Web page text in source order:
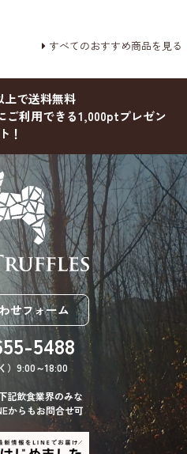
すべてのおすすめ商品を見る
上で送料無料
ご利用できる1,000ptプレゼン
ト！
せフォーム
5488
）9:00～18:00
記飲食業界のみな
からもお問合せ可